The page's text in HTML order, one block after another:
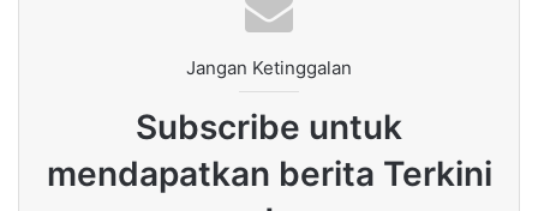
Jangan Ketinggalan
Subscribe untuk
mendapatkan berita Terkini